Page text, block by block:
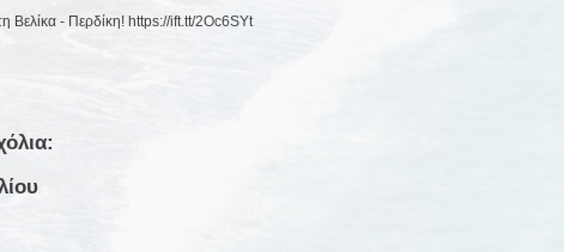
Βελίκα - Περδίκη! https://ift.tt/2Oc6SYt